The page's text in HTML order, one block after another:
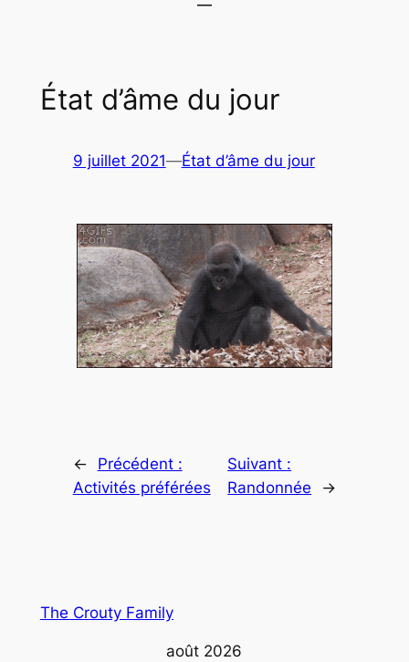
État d’âme du jour
9 juillet 2021—État d’âme du jour
←
Précédent :
Activités préférées
Suivant :
Randonnée
→
The Crouty Family
août 2026